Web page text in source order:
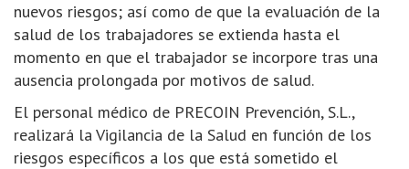
nuevos riesgos; así como de que la evaluación de la
salud de los trabajadores se extienda hasta el
momento en que el trabajador se incorpore tras una
ausencia prolongada por motivos de salud.
El personal médico de PRECOIN Prevención, S.L.,
realizará la Vigilancia de la Salud en función de los
riesgos específicos a los que está sometido el